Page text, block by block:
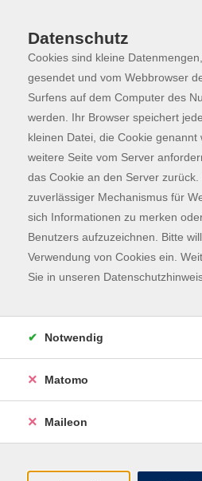
Skip to main content
Programm
Der Kurs konnte nicht
Datenschutz
Cookies sind kleine
gesendet und vom Webbrowser
Surfens auf dem Computer des
werden. Ihr Browser speichert
kleinen Datei, die Cookie genannt
weitere Seite vom Server
das Cookie an den Server
zuverlässiger Mechanismus für
sich Informationen zu merken
Benutzers aufzuzeichnen. Bitte
Verwendung von Cookies ein.
Sie in unseren
Notwendig
Matomo
Maileon